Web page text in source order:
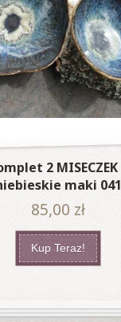
2 MISECZEK
maki 041
85,00 zł
Kup Teraz!